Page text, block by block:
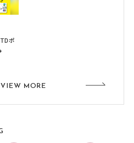
ポ
VIEW MORE